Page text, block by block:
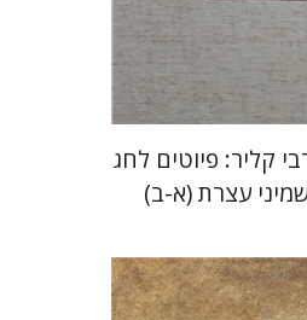
ספר מודפס
$112
קליר: פיוטים לחג
עצרת (א-ב)